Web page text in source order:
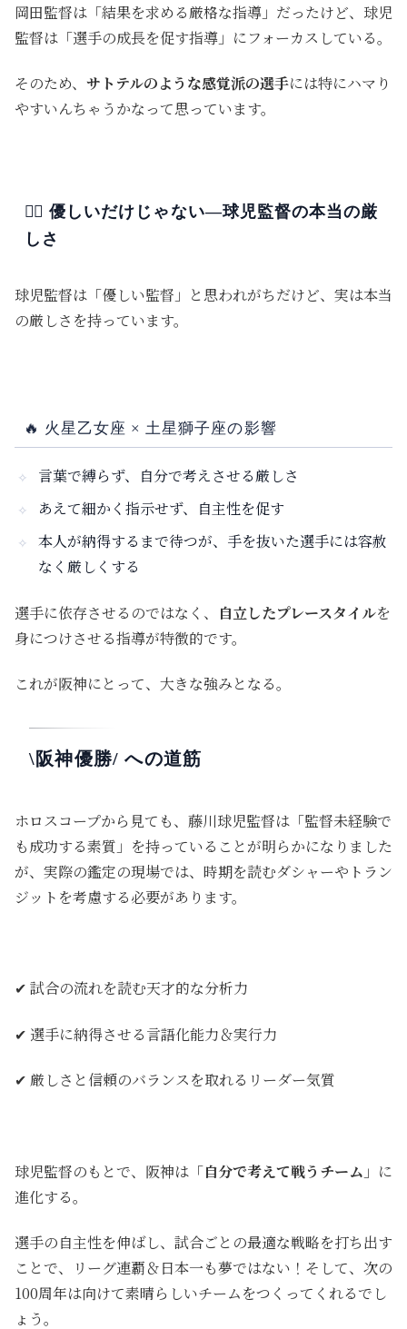
岡田監督は「結果を求める厳格な指導」だったけど、球児
監督は「選手の成長を促す指導」にフォーカスしている。
そのため、 サトテルのような感覚派の選手には特にハマり
やすいんちゃうかなって思っています。
🏋️‍♂️ 優しいだけじゃない—球児監督の本当の厳
しさ
球児監督は「優しい監督」と思われがちだけど、実は本当
の厳しさを持っています。
🔥 火星乙女座 × 土星獅子座の影響
言葉で縛らず、自分で考えさせる厳しさ
あえて細かく指示せず、自主性を促す
本人が納得するまで待つが、手を抜いた選手には容赦
なく厳しくする
選手に依存させるのではなく、 自立したプレースタイルを
身につけさせる指導が特徴的です。
これが阪神にとって、大きな強みとなる。
\阪神優勝/ への道筋
ホロスコープから見ても、藤川球児監督は「監督未経験で
も成功する素質」を持っていることが明らかになりました
が、実際の鑑定の現場では、時期を読むダシャーやトラン
ジットを考慮する必要があります。
✔ 試合の流れを読む天才的な分析力
✔ 選手に納得させる言語化能力＆実行力
✔ 厳しさと信頼のバランスを取れるリーダー気質
球児監督のもとで、阪神は「自分で考えて戦うチーム 」に
進化する。
選手の自主性を伸ばし、試合ごとの最適な戦略を打ち出す
ことで、
リーグ連覇＆日本一も夢ではない！そして、次の
100周年は向けて素晴らしいチームをつくってくれるでし
ょう。